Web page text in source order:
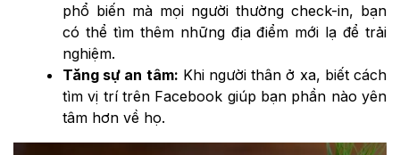
phổ biến mà mọi người thường check-in, bạn
có thể tìm thêm những địa điểm mới lạ để trải
nghiệm.
Tăng sự an tâm: Khi người thân ở xa, biết cách
tìm vị trí trên Facebook giúp bạn phần nào yên
tâm hơn về họ.